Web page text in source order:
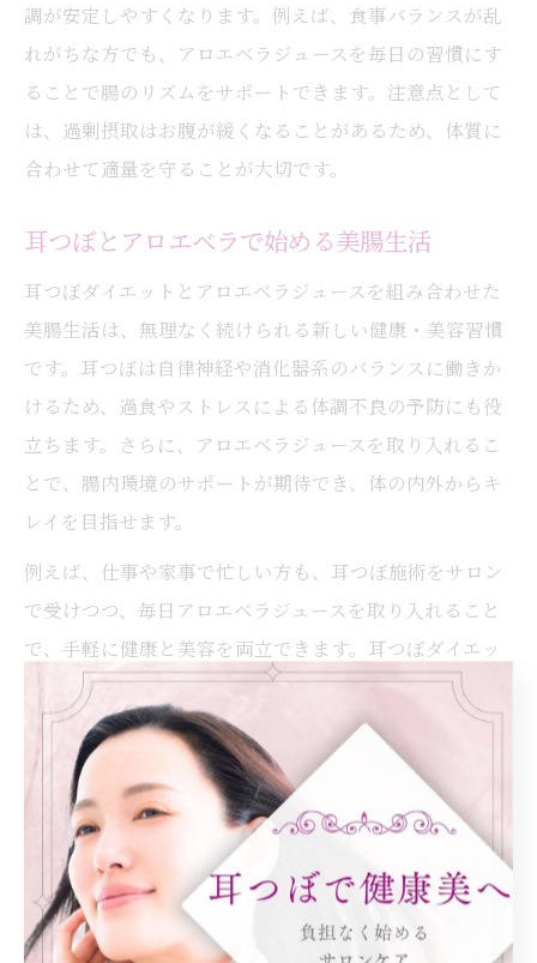
調が安定しやすくなります。例えば、食事バランスが乱
れがちな方でも、アロエベラジュースを毎日の習慣にす
ることで腸のリズムをサポートできます。注意点として
は、過剰摂取はお腹が緩くなることがあるため、体質に
合わせて適量を守ることが大切です。
耳つぼとアロエベラで始める美腸生活
耳つぼダイエットとアロエベラジュースを組み合わせた
美腸生活は、無理なく続けられる新しい健康・美容習慣
です。耳つぼは自律神経や消化器系のバランスに働きか
けるため、過食やストレスによる体調不良の予防にも役
立ちます。さらに、アロエベラジュースを取り入れるこ
とで、腸内環境のサポートが期待でき、体の内外からキ
レイを目指せます。
例えば、仕事や家事で忙しい方も、耳つぼ施術をサロン
で受けつつ、毎日アロエベラジュースを取り入れること
で、手軽に健康と美容を両立できます。耳つぼダイエッ
トサロンふーみんのような専門サロンでは、個々の体質
や生活習慣に合わせたアドバイスも受けられるため、初
心者から経験者まで安心して美腸生活をスタートできま
アロエベラジュース習慣の続け方と効果
アロエベラジュース習慣を続けるコツは、毎日の生活リ